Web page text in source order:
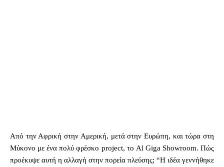
Από την Αφρική στην Αμερική, μετά στην Ευρώπη, και τώρα στη
Μύκονο με ένα πολύ φρέσκο project, το Al Giga Showroom. Πώς
προέκυψε αυτή η αλλαγή στην πορεία πλεύσης; “Η ιδέα γεννήθηκε